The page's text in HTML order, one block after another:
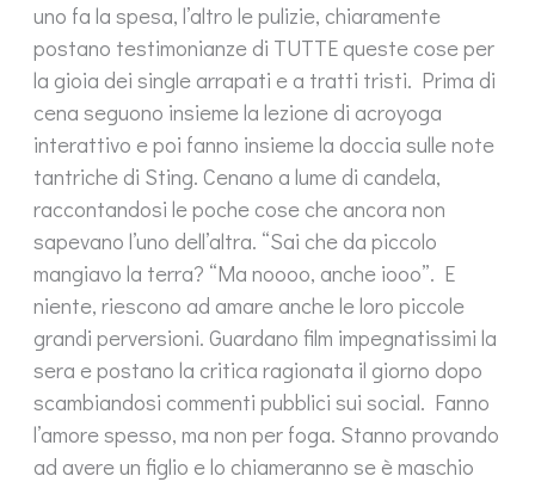
uno fa la spesa, l’altro le pulizie, chiaramente
postano testimonianze di TUTTE queste cose per
la gioia dei single arrapati e a tratti tristi. Prima di
cena seguono insieme la lezione di acroyoga
interattivo e poi fanno insieme la doccia sulle note
tantriche di Sting. Cenano a lume di candela,
raccontandosi le poche cose che ancora non
sapevano l’uno dell’altra. “Sai che da piccolo
mangiavo la terra? “Ma noooo, anche iooo”. E
niente, riescono ad amare anche le loro piccole
grandi perversioni. Guardano film impegnatissimi la
sera e postano la critica ragionata il giorno dopo
scambiandosi commenti pubblici sui social. Fanno
l’amore spesso, ma non per foga. Stanno provando
ad avere un figlio e lo chiameranno se è maschio